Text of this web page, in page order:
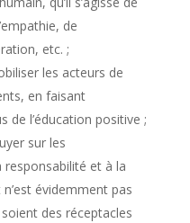
de
etc. ;
les acteurs de
en faisant
de l’éducation positive ;
sur les
responsabilité et à la
évidemment pas
des réceptacles